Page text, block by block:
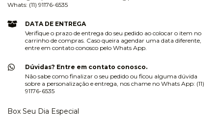
Whats: (11) 91176-6535
DATA DE ENTREGA
Verifique o prazo de entrega do seu pedido ao colocar o item no
carrinho de compras. Caso queira agendar uma data diferente,
entre em contato conosco pelo Whats App.
Dúvidas? Entre em contato conosco.
Não sabe como finalizar o seu pedido ou ficou alguma dúvida
sobre a personalização e entrega, nos chame no Whats App: (11)
91176-6535
Box Seu Dia Especial